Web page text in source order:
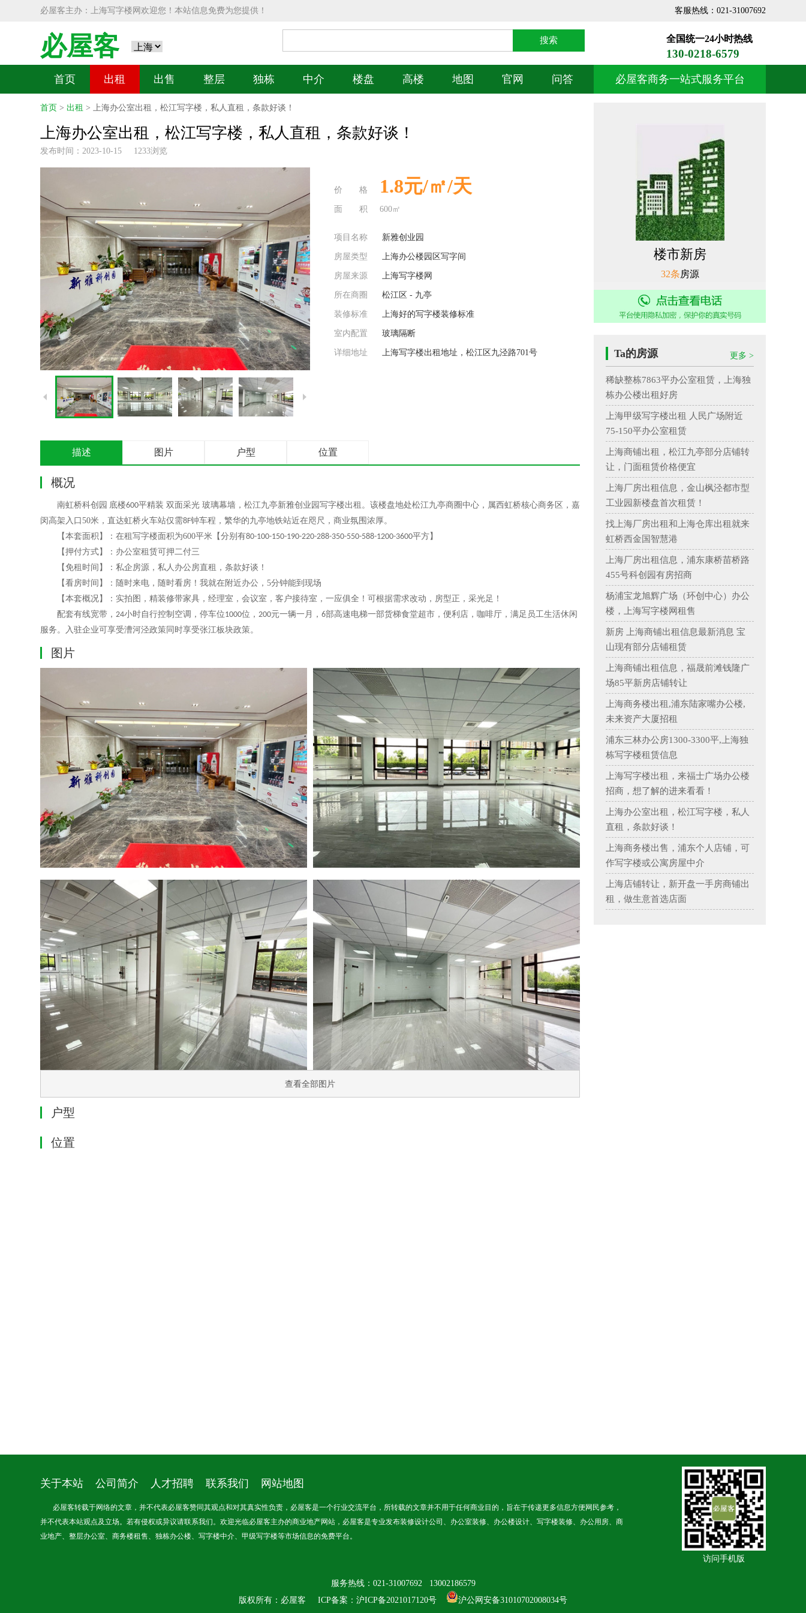
必屋客主办：上海写字楼网欢迎您！本站信息免费为您提供！ 客服热线：021-31007692
必屋客 搜索 全国统一24小时热线
130-0218-6579
必屋客商务一站式服务平台
首页 出租 出售 整层 独栋 中介 楼盘 高楼 地图 官网 问答
首页 > 出租 > 上海办公室出租，松江写字楼，私人直租，条款好谈！
上海办公室出租，松江写字楼，私人直租，条款好谈！
发布时间：2023-10-15 1233浏览
价 格 1.8元/㎡/天
面 积 600㎡
项目名称 新雅创业园
房屋类型 上海办公楼园区写字间
房屋来源 上海写字楼网
所在商圈 松江区 - 九亭
装修标准 上海好的写字楼装修标准
室内配置 玻璃隔断
详细地址 上海写字楼出租地址，松江区九泾路701号
描述 图片 户型 位置
概况
南虹桥科创园 底楼600平精装 双面采光 玻璃幕墙 ， 松江九亭新雅创业园写字楼出租 。该楼盘地处松江九亭商圈中心，属西虹桥核心商务区，嘉
闵高架入口 50米，直达虹桥火车站仅需8F钟车程，繁华的九亭地铁站近在咫尺，商业氛围浓厚。
【本套面积】： 在租写字楼面积为600平米 【分别有80-100-150-190-220-288-350-550-588-1200-3600平方】
【押付方式】： 办公室租赁可押二付三
【免租时间】： 私企房源，私人办公房直租，条款好谈！
【看房时间】：随时来电，随时看房！ 我就在附近办公， 5分钟能到现场
【本套概况】：实拍图，精装修带家具，经理室，会议室，客户接待室，一应俱全！可根据需求改动，房型正，采光足！
配套有线宽带 ， 24小时自行控制空调 ， 停车位1000位 ， 200元一辆一月 ， 6部高速电梯一部货梯食堂超市 ， 便利店 ， 咖啡厅 ， 满足员工生活休闲
服务。入驻企业可享受漕河泾政策同时享受张江板块政策。
图片
查看全部图片
户型
位置
楼市新房
32条房源
电话：13002186579
Ta的房源 更多 >
稀缺整栋7863平办公室租赁，上海独
栋办公楼出租好房
上海甲级写字楼出租 人民广场附近
75-150平办公室租赁
上海商铺出租，松江九亭部分店铺转
让，门面租赁价格便宜
上海厂房出租信息，金山枫泾都市型
工业园新楼盘首次租赁！
找上海厂房出租和上海仓库出租就来
虹桥西金国智慧港
上海厂房出租信息，浦东康桥苗桥路
455号科创园有房招商
杨浦宝龙旭辉广场（环创中心）办公
楼，上海写字楼网租售
新房 上海商铺出租信息最新消息 宝
山现有部分店铺租赁
上海商铺出租信息，福晟前滩钱隆广
场85平新房店铺转让
上海商务楼出租,浦东陆家嘴办公楼,
未来资产大厦招租
浦东三林办公房1300-3300平,上海独
栋写字楼租赁信息
上海写字楼出租，来福士广场办公楼
招商，想了解的进来看看！
上海办公室出租，松江写字楼，私人
直租，条款好谈！
上海商务楼出售，浦东个人店铺，可
作写字楼或公寓房屋中介
上海店铺转让，新开盘一手房商铺出
租，做生意首选店面
关于本站 公司简介 人才招聘 联系我们 网站地图
必屋客转载于网络的文章，并不代表必屋客赞同其观点和对其真实性负责，必屋客是一个行业交流平台，所转载的文章并不用于任何商业目的，旨在于传递更多信息方便网民参考，
并不代表本站观点及立场。若有侵权或异议请联系我们。欢迎光临必屋客主办的商业地产网站，必屋客是专业发布装修设计公司、办公室装修、办公楼设计、写字楼装修、办公用房、商
业地产、整层办公室、商务楼租售、独栋办公楼、写字楼中介、甲级写字楼等市场信息的免费平台。
访问手机版
服务热线：021-31007692 13002186579
版权所有：必屋客 ICP备案： 沪ICP备2021017120号 沪公网安备31010702008034号